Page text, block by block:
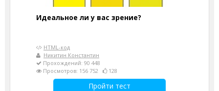
Идеальное ли у вас зрение?
HTML-код
Никитин Константин
Прохождений: 90 448
Просмотров: 156 752
128
Пройти тест